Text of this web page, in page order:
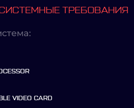
ТРЕБОВАНИЯ
VIDEO CARD